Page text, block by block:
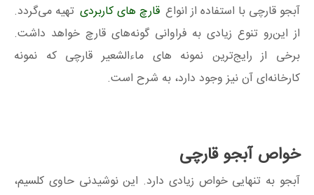
آبجو قارچی با استفاده از انواع قارچ های کاربردی تهیه می‌گردد.
از این‌رو تنوع زیادی به فراوانی گونه‌های قارچ خواهد داشت.
برخی از رایج‌ترین نمونه های ماءالشعیر قارچی که نمونه
کارخانه‌ای آن نیز وجود دارد، به شرح است.
خواص آبجو قارچی
آبجو به تنهایی خواص زیادی دارد. این نوشیدنی حاوی کلسیم،